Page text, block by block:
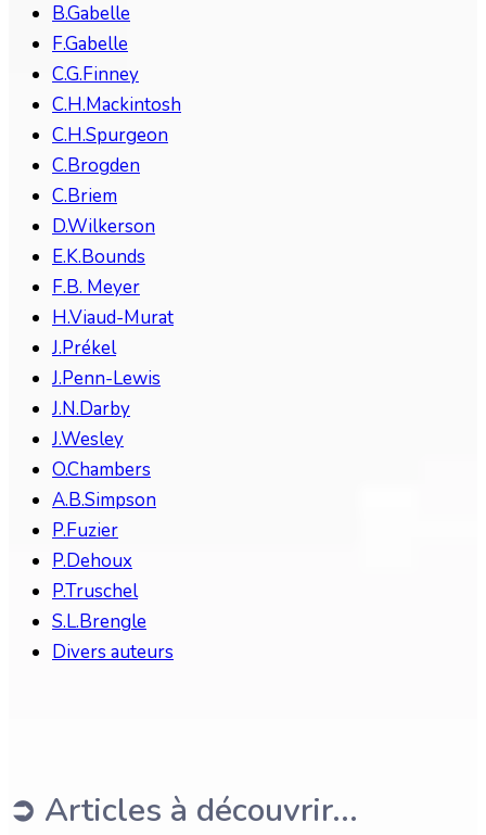
B.Gabelle
F.Gabelle
C.G.Finney
C.H.Mackintosh
C.H.Spurgeon
C.Brogden
C.Briem
D.Wilkerson
E.K.Bounds
F.B. Meyer
H.Viaud-Murat
J.Prékel
J.Penn-Lewis
J.N.Darby
J.Wesley
O.Chambers
A.B.Simpson
P.Fuzier
P.Dehoux
P.Truschel
S.L.Brengle
Divers auteurs
➲ Articles à découvrir...